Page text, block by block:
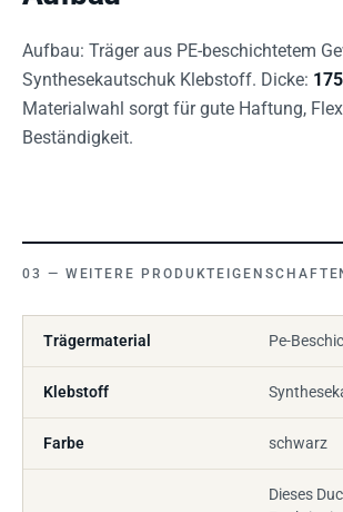
Aufbau: Träger aus PE-beschichtetem
Synthesekautschuk Klebstoff. Dicke:
Materialwahl sorgt für gute Haftung,
Beständigkeit.
WEITERE
Trägermaterial Pe-
Klebstoff
Farbe schwarz
Dieses